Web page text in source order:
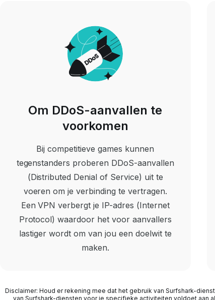
Om DDoS-aanvallen te
voorkomen
Bij competitieve games kunnen
tegenstanders proberen DDoS-aanvallen
(Distributed Denial of Service) uit te
voeren om je verbinding te vertragen.
Een VPN verbergt je IP-adres (Internet
Protocol) waardoor het voor aanvallers
lastiger wordt om van jou een doelwit te
maken.
Disclaimer: Houd er rekening mee dat het gebruik van Surfshark-
van Surfshark-diensten voor je specifieke activiteiten voldoet aan